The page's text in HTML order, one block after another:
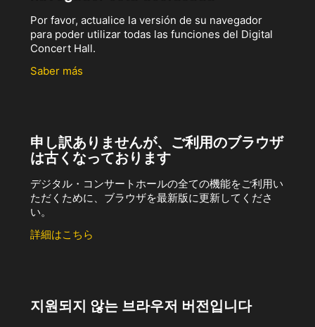
Por favor, actualice la versión de su navegador
para poder utilizar todas las funciones del Digital
Concert Hall.
Saber más
申し訳ありませんが、ご利用のブラウザ
は古くなっております
デジタル・コンサートホールの全ての機能をご利用い
ただくために、ブラウザを最新版に更新してくださ
い。
詳細はこちら
지원되지 않는 브라우저 버전입니다